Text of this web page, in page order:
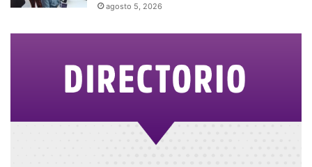
agosto 5, 2026